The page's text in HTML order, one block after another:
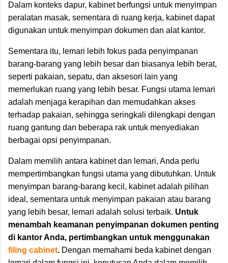
Dalam konteks dapur, kabinet berfungsi untuk menyimpan
peralatan masak, sementara di ruang kerja, kabinet dapat
digunakan untuk menyimpan dokumen dan alat kantor.
Sementara itu, lemari lebih fokus pada penyimpanan
barang-barang yang lebih besar dan biasanya lebih berat,
seperti pakaian, sepatu, dan aksesori lain yang
memerlukan ruang yang lebih besar. Fungsi utama lemari
adalah menjaga kerapihan dan memudahkan akses
terhadap pakaian, sehingga seringkali dilengkapi dengan
ruang gantung dan beberapa rak untuk menyediakan
berbagai opsi penyimpanan.
Dalam memilih antara kabinet dan lemari, Anda perlu
mempertimbangkan fungsi utama yang dibutuhkan. Untuk
menyimpan barang-barang kecil, kabinet adalah pilihan
ideal, sementara untuk menyimpan pakaian atau barang
yang lebih besar, lemari adalah solusi terbaik. Untuk
menambah keamanan penyimpanan dokumen penting
di kantor Anda, pertimbangkan untuk menggunakan
filing cabinet. Dengan memahami beda kabinet dengan